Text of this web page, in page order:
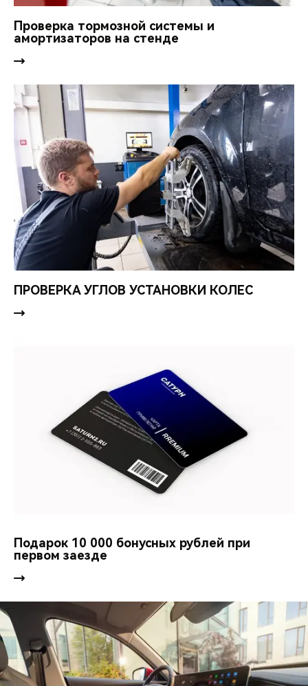
Проверка тормозной системы и
амортизаторов на стенде
ПРОВЕРКА УГЛОВ УСТАНОВКИ КОЛЕС
Подарок 10 000 бонусных рублей при
первом заезде